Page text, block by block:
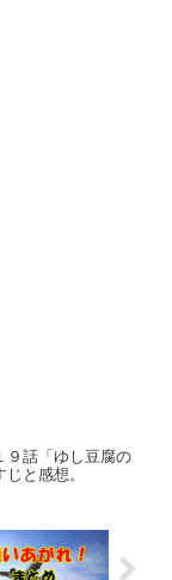
９話「ゆし豆腐の
と感想。